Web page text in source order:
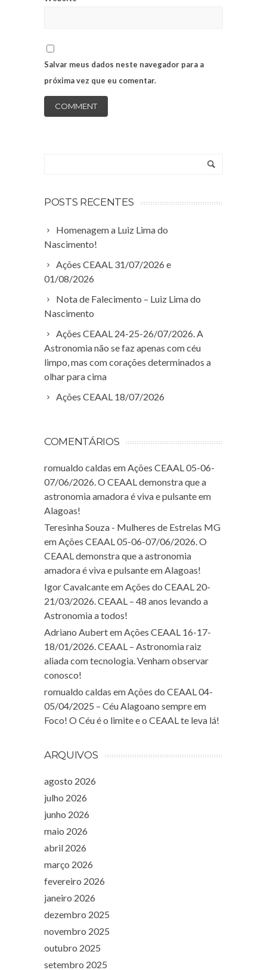
Salvar meus dados neste navegador para a
próxima vez que eu comentar.
POSTS RECENTES
Homenagem a Luiz Lima do
Nascimento!
Ações CEAAL 31/07/2026 e
01/08/2026
Nota de Falecimento – Luiz Lima do
Nascimento
Ações CEAAL 24-25-26/07/2026. A
Astronomia não se faz apenas com céu
limpo, mas com corações determinados a
olhar para cima
Ações CEAAL 18/07/2026
COMENTÁRIOS
romualdo caldas emAções CEAAL 05-06-
07/06/2026. O CEAAL demonstra que a
astronomia amadora é viva e pulsante em
Alagoas!
Teresinha Souza - Mulheres de Estrelas MG
emAções CEAAL 05-06-07/06/2026. O
CEAAL demonstra que a astronomia
amadora é viva e pulsante em Alagoas!
Igor CavalcanteemAções do CEAAL 20-
21/03/2026. CEAAL – 48 anos levando a
Astronomia a todos!
Adriano AubertemAções CEAAL 16-17-
18/01/2026. CEAAL – Astronomia raiz
aliada com tecnologia. Venham observar
conosco!
romualdo caldas emAções do CEAAL 04-
05/04/2025 – Céu Alagoano sempre em
Foco! O Céu é o limite e o CEAAL te leva lá!
ARQUIVOS
agosto 2026
julho 2026
junho 2026
maio 2026
abril 2026
março 2026
fevereiro 2026
janeiro 2026
dezembro 2025
novembro 2025
outubro 2025
setembro 2025